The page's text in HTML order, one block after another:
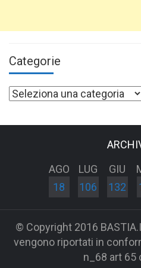
Categorie
Categorie
AGO
18
LUG
106
GIU
132
© Copyright 2016
vengono riportati in
n_68 art 65